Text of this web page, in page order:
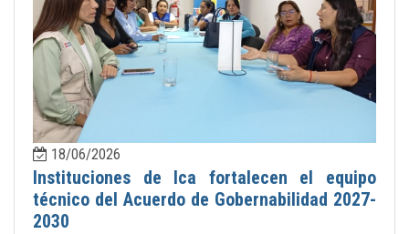
18/06/2026
Instituciones de Ica fortalecen el equipo
técnico del Acuerdo de Gobernabilidad 2027-
2030